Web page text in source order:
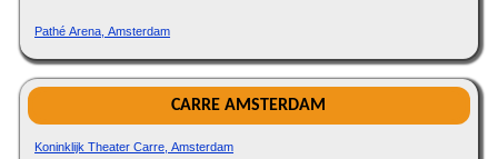
Pathé Arena, Amsterdam
CARRE AMSTERDAM
Koninklijk Theater Carre, Amsterdam